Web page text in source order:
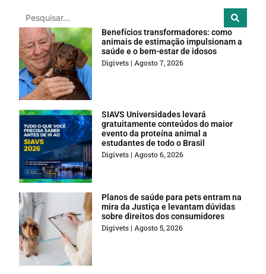
Benefícios transformadores: como
animais de estimação impulsionam a
saúde e o bem-estar de idosos
Digivets Agosto 7, 2026
SIAVS Universidades levará
gratuitamente conteúdos do maior
evento da proteína animal a
estudantes de todo o Brasil
Digivets Agosto 6, 2026
Planos de saúde para pets entram na
mira da Justiça e levantam dúvidas
sobre direitos dos consumidores
Digivets Agosto 5, 2026